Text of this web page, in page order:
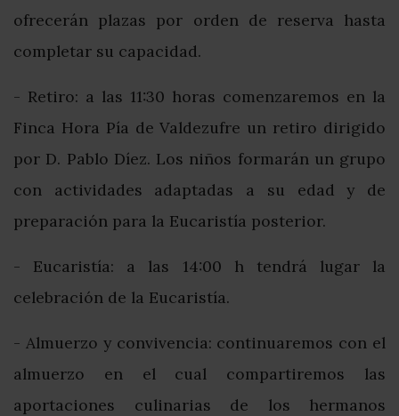
ofrecerán plazas por orden de reserva hasta
completar su capacidad.
- Retiro: a las 11:30 horas comenzaremos en la
Finca Hora Pía de Valdezufre un retiro dirigido
por D. Pablo Díez. Los niños formarán un grupo
con actividades adaptadas a su edad y de
preparación para la Eucaristía posterior.
- Eucaristía: a las 14:00 h tendrá lugar la
celebración de la Eucaristía.
- Almuerzo y convivencia: continuaremos con el
almuerzo en el cual compartiremos las
aportaciones culinarias de los hermanos